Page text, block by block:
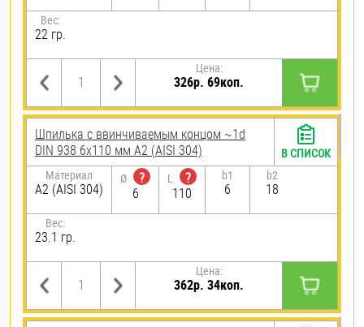
Вес:
22 гр.
Цена:
326р. 69коп.
Шпилька c ввинчиваемым концом ~1d
DIN 938 6х110 мм А2 (AISI 304)
Материал
А2 (AISI 304)
Ø
?
6
L
?
110
b1
6
b2
18
Вес:
23.1 гр.
Цена:
362р. 34коп.
В СПИСОК